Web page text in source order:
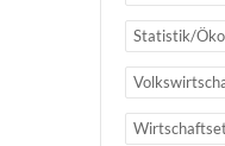
Statistik/